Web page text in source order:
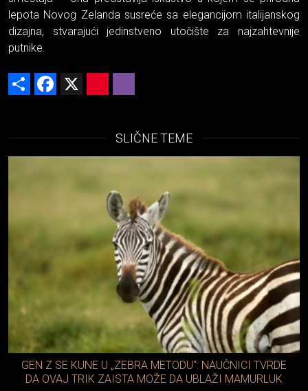
lepota Novog Zelanda susreće sa elegancijom italijanskog
dizajna, stvarajući jedinstveno utočište za najzahtevnije
putnike.
Share Facebook
SLIČNE TEME
GEN Z SE KUNE U „ZEBRA METODU“: NAUČNICI TVRDE
DA OVAJ TRIK ZAISTA MOŽE DA UBLAŽI MAMURLUK